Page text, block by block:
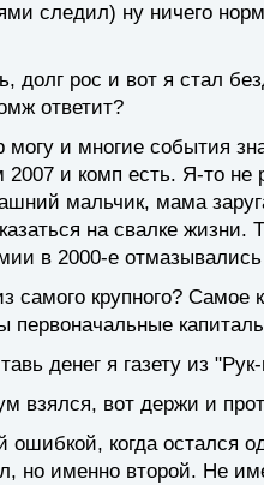
следил) ну ничего
долг рос и вот я стал
ответит?
и многие события
и комп есть. Я-то не
мальчик, мама
на свалке
в 2000-е
самого крупного?
первоначальные
денег я газету из
взялся, вот держи и
ошибкой, когда остался
но именно второй. Не